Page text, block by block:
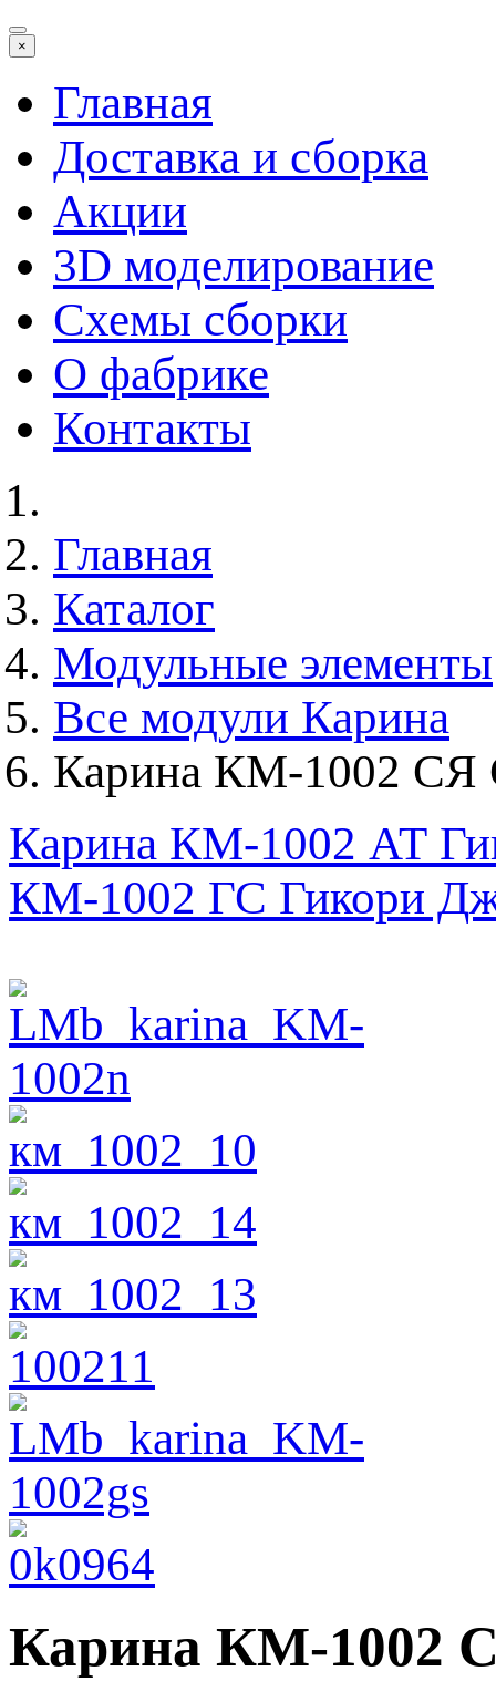
×
Главная
Доставка и сборка
Акции
3D моделирование
Схемы сборки
О фабрике
Контакты
Главная
Каталог
Модульные элементы
Все модули Карина
Карина КМ-1002 СЯ
Карина КМ-1002 АТ
КМ-1002 ГС Гикори
Карина КМ-1002